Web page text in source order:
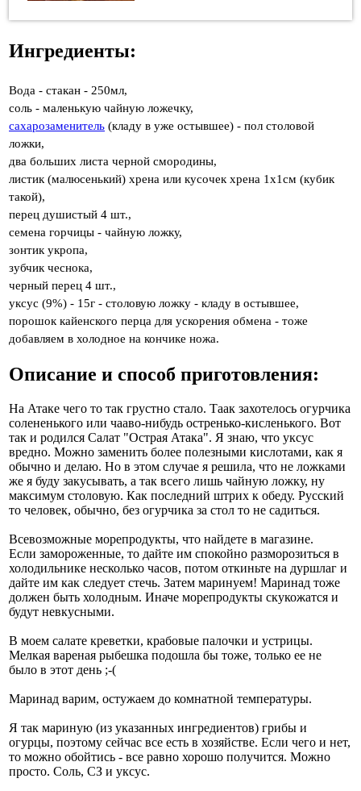
Ингредиенты:
Вода - стакан - 250мл,
соль - маленькую чайную ложечку,
сахарозаменитель (кладу в уже остывшее) - пол столовой
ложки,
два больших листа черной смородины,
листик (малюсенький) хрена или кусочек хрена 1x1см (кубик
такой),
перец душистый 4 шт.,
семена горчицы - чайную ложку,
зонтик укропа,
зубчик чеснока,
черный перец 4 шт.,
уксус (9%) - 15г - столовую ложку - кладу в остывшее,
порошок кайенского перца для ускорения обмена - тоже
добавляем в холодное на кончике ножа.
Описание и способ приготовления:
На Атаке чего то так грустно стало. Таак захотелось огурчика
солененького или чааво-нибудь остренько-кисленького. Вот
так и родился Салат "Острая Атака". Я знаю, что уксус
вредно. Можно заменить более полезными кислотами, как я
обычно и делаю. Но в этом случае я решила, что не ложками
же я буду закусывать, а так всего лишь чайную ложку, ну
максимум столовую. Как последний штрих к обеду. Русский
то человек, обычно, без огурчика за стол то не садиться.
Всевозможные морепродукты, что найдете в магазине.
Если замороженные, то дайте им спокойно разморозиться в
холодильнике несколько часов, потом откиньте на дуршлаг и
дайте им как следует стечь. Затем маринуем! Маринад тоже
должен быть холодным. Иначе морепродукты скукожатся и
будут невкусными.
В моем салате креветки, крабовые палочки и устрицы.
Мелкая вареная рыбешка подошла бы тоже, только ее не
было в этот день ;-(
Маринад варим, остужаем до комнатной температуры.
Я так мариную (из указанных ингредиентов) грибы и
огурцы, поэтому сейчас все есть в хозяйстве. Если чего и нет,
то можно обойтись - все равно хорошо получится. Можно
просто. Соль, СЗ и уксус.